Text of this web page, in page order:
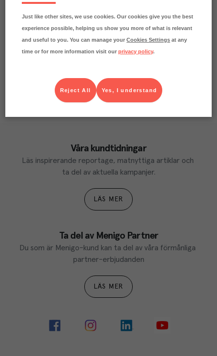
Varje kilo av varan påverkar klimatet motsvarande
utsläppen av 4.2 kg koldioxid.
Våra kundtidningar
Läs inspirerande reportage, matnyttiga artiklar och
ta del av aktuella kampanjer.
LÄS MER
Ta del av Menigo Partner
Du som är Menigo-kund kan ta del av våra förmånliga
partner-erbjudanden
LÄS MER
Just like other sites, we use cookies. Our cookies give you the best
experience possible, helping us show you more of what is relevant
and useful to you. You can manage yourCookies Settings at any
time or for more information visit ourprivacy policy.
Yes, I understand
Reject All